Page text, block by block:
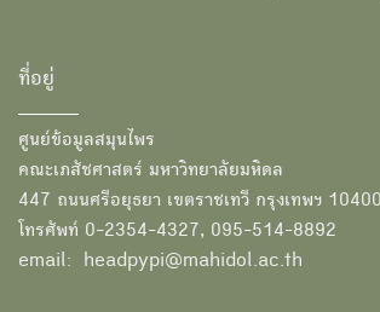
ที่อยู่
ศูนย์ข้อมูลสมุนไพร
คณะเภสัชศาสตร์ มหาวิทยาลัยมหิดล
447 ถนนศรีอยุธยา เขตราชเทวี กรุงเทพฯ 10400
โทรศัพท์ 0-2354-4327, 095-514-8892
email: headpypi@mahidol.ac.th